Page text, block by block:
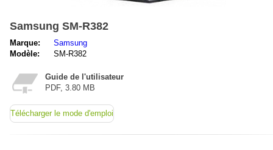
Samsung SM-R382
Marque:
Samsung
Modèle:
SM-R382
Guide de l'utilisateur
PDF, 3.80 MB
Télécharger le mode d'emploi